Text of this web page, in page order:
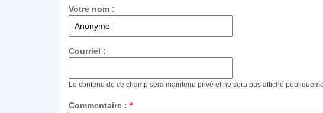
Votre nom :
Courriel :
Le contenu de ce champ sera maintenu privé et ne sera pas affiché
Commentaire : *